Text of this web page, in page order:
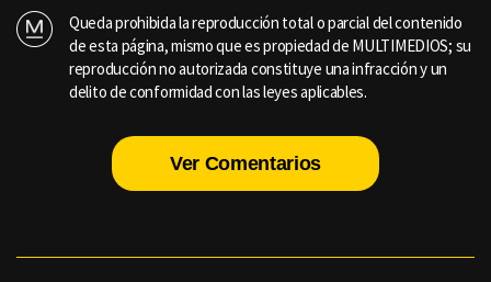
Queda prohibida la reproducción total o parcial del contenido
de esta página, mismo que es propiedad de MULTIMEDIOS; su
reproducción no autorizada constituye una infracción y un
delito de conformidad con las leyes aplicables.
Ver Comentarios